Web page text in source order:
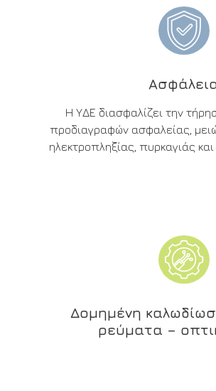
Η ΥΔΕ διασφαλίζει την
προδιαγραφών ασφαλείας,
ηλεκτροπληξίας, πυρκαγιάς
Δομημένη
ρεύματα –